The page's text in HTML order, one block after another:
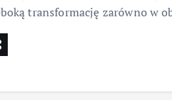
transformację zarówno w